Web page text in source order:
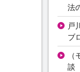
法
戸
ブ
談